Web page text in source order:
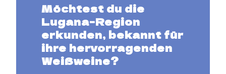
Möchtest du die
Lugana-Region
erkunden, bekannt für
ihre hervorragenden
Weißweine?